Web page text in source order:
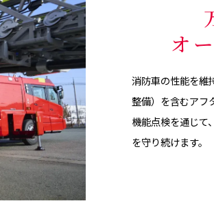
オ
消防車の性能を維
整備）を含むアフ
機能点検を通じて
を守り続けます。